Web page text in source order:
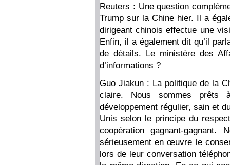
Reuters : Une question
Trump sur la Chine hier. Il a
dirigeant chinois effectue une
Enfin, il a également dit qu’il
de détails. Le ministère des
d’informations ?
Guo Jiakun : La politique de la
claire. Nous sommes prêts
développement régulier, sain et
Unis selon le principe du
coopération gagnant-
sérieusement en œuvre le
lors de leur conversation